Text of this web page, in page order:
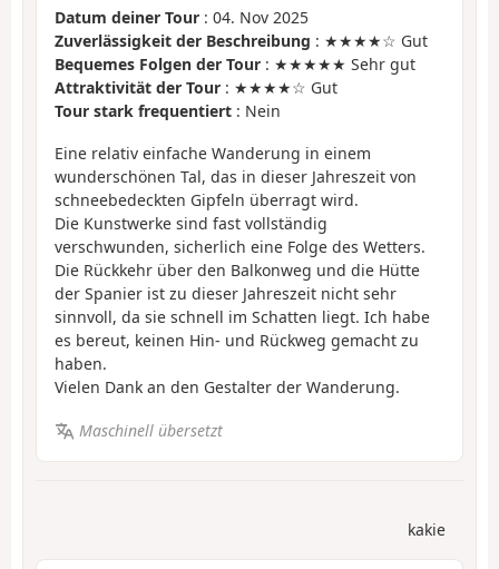
Datum deiner Tour : 04. Nov 2025
Zuverlässigkeit der Beschreibung : ★★★★☆ Gut
Bequemes Folgen der Tour : ★★★★★ Sehr gut
Attraktivität der Tour : ★★★★☆ Gut
Tour stark frequentiert : Nein
Eine relativ einfache Wanderung in einem
wunderschönen Tal, das in dieser Jahreszeit von
schneebedeckten Gipfeln überragt wird.
Die Kunstwerke sind fast vollständig
verschwunden, sicherlich eine Folge des Wetters.
Die Rückkehr über den Balkonweg und die Hütte
der Spanier ist zu dieser Jahreszeit nicht sehr
sinnvoll, da sie schnell im Schatten liegt. Ich habe
es bereut, keinen Hin- und Rückweg gemacht zu
haben.
Vielen Dank an den Gestalter der Wanderung.
Maschinell übersetzt
kakie